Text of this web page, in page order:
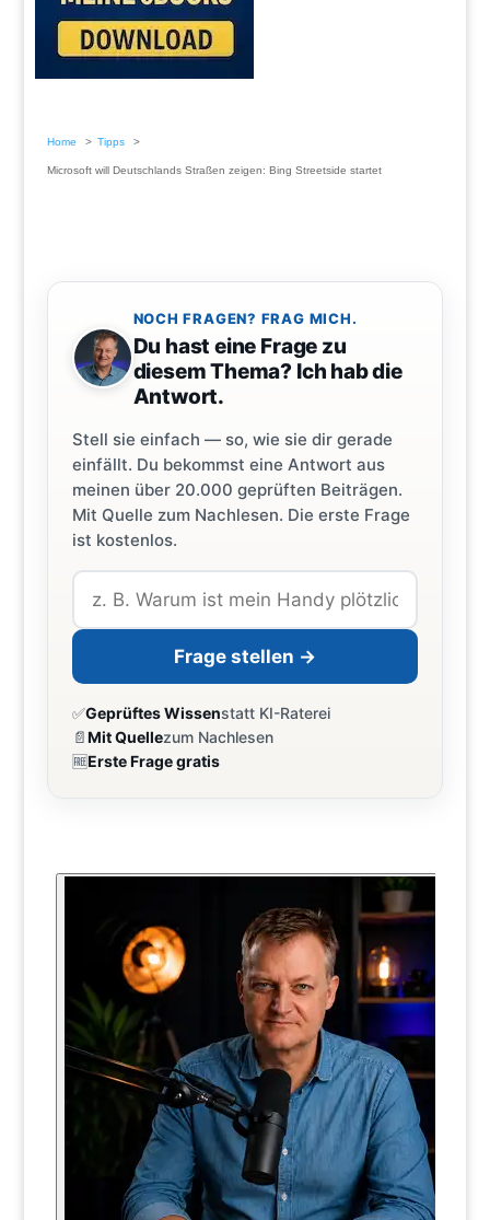
Home Tipps
Microsoft will Deutschlands Straßen zeigen: Bing Streetside startet
NOCH FRAGEN? FRAG MICH.
Du hast eine Frage zu
diesem Thema? Ich hab die
Antwort.
Stell sie einfach — so, wie sie dir gerade
einfällt. Du bekommst eine Antwort aus
meinen über 20.000 geprüften Beiträgen.
Mit Quelle zum Nachlesen. Die erste Frage
ist kostenlos.
Frage stellen →
✅Geprüftes Wissenstatt KI-Raterei
📄Mit Quellezum Nachlesen
🆓Erste Frage gratis